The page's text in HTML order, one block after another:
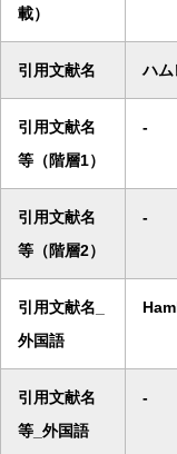
載）
引用文献名 ハム
引用文献名
等（階層1）
-
引用文献名
等（階層2）
-
引用文献名_
外国語
引用文献名
等_外国語
-